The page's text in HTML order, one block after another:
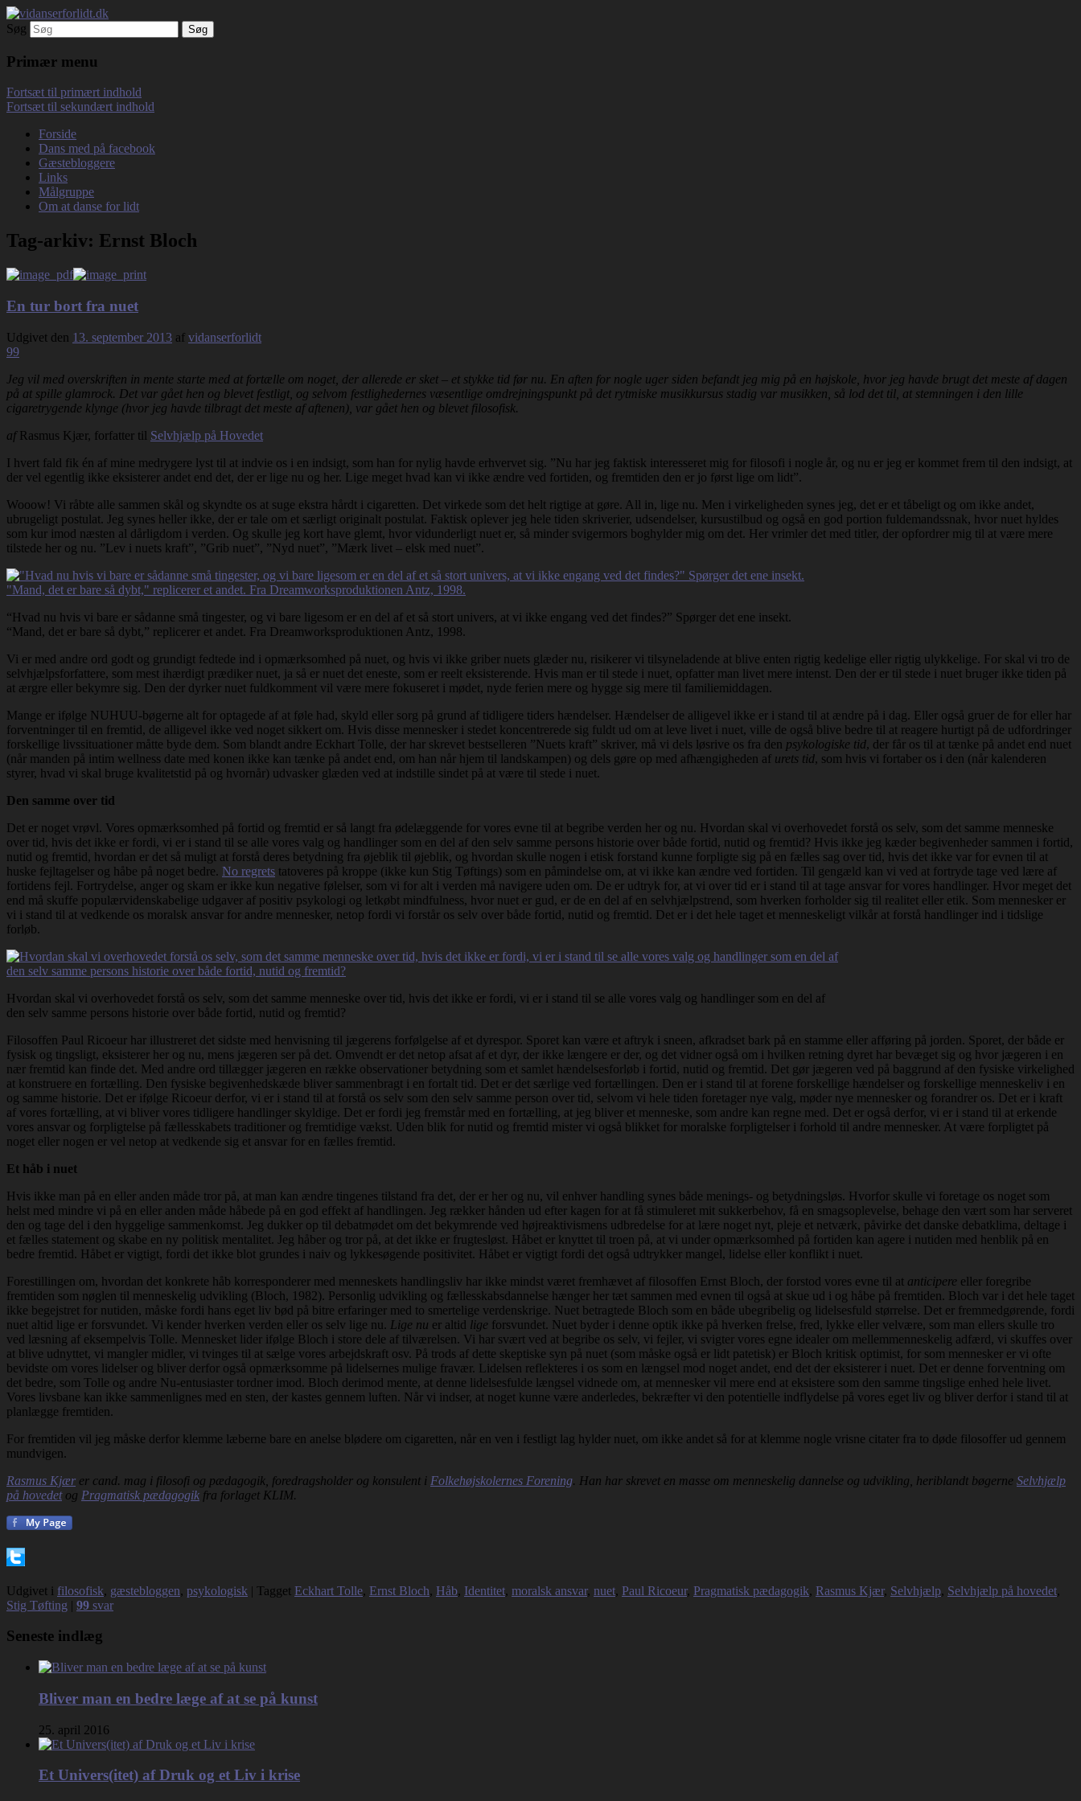
vidanserforlidt.dk
Debatterende tekster med filosofisk tilsnit om hverdagens glæder og genvordigheder
Søg
Primær menu
Fortsæt til primært indhold
Fortsæt til sekundært indhold
Forside
Dans med på facebook
Gæstebloggere
Links
Målgruppe
Om at danse for lidt
Tag-arkiv: Ernst Bloch
En tur bort fra nuet
Udgivet den 13. september 2013 af vidanserforlidt
99
Jeg vil med overskriften in mente starte med at fortælle om noget, der allerede er sket – et stykke tid før nu. En aften for nogle uger siden befandt jeg mig på en højskole, hvor jeg havde brugt det meste af dagen
på at spille glamrock. Det var gået hen og blevet festligt, og selvom festlighedernes væsentlige omdrejningspunkt på det rytmiske musikkursus stadig var musikken, så lod det til, at stemningen i den lille
cigaretrygende klynge (hvor jeg havde tilbragt det meste af aftenen), var gået hen og blevet filosofisk.
afRasmus Kjær, forfatter til Selvhjælp på Hovedet
I hvert fald fik én af mine medrygere lyst til at indvie os i en indsigt, som han for nylig havde erhvervet sig. ”Nu har jeg faktisk interesseret mig for filosofi i nogle år, og nu er jeg er kommet frem til den indsigt, at
der vel egentlig ikke eksisterer andet end det, der er lige nu og her. Lige meget hvad kan vi ikke ændre ved fortiden, og fremtiden den er jo først lige om lidt”.
Wooow! Vi råbte alle sammen skål og skyndte os at suge ekstra hårdt i cigaretten. Det virkede som det helt rigtige at gøre. All in, lige nu. Men i virkeligheden synes jeg, det er et tåbeligt og om ikke andet,
ubrugeligt postulat. Jeg synes heller ikke, der er tale om et særligt originalt postulat. Faktisk oplever jeg hele tiden skriverier, udsendelser, kursustilbud og også en god portion fuldemandssnak, hvor nuet hyldes
som kur imod næsten al dårligdom i verden. Og skulle jeg kort have glemt, hvor vidunderligt nuet er, så minder svigermors boghylder mig om det. Her vrimler det med titler, der opfordrer mig til at være mere
tilstede her og nu. ”Lev i nuets kraft”, ”Grib nuet”, ”Nyd nuet”, ”Mærk livet – elsk med nuet”.
“Hvad nu hvis vi bare er sådanne små tingester, og vi bare ligesom er en del af et så stort univers, at vi ikke engang ved det findes?” Spørger det ene insekt.
“Mand, det er bare så dybt,” replicerer et andet. Fra Dreamworksproduktionen Antz, 1998.
Vi er med andre ord godt og grundigt fedtede ind i opmærksomhed på nuet, og hvis vi ikke griber nuets glæder nu, risikerer vi tilsyneladende at blive enten rigtig kedelige eller rigtig ulykkelige. For skal vi tro de
selvhjælpsforfattere, som mest ihærdigt prædiker nuet, ja så er nuet det eneste, som er reelt eksisterende. Hvis man er til stede i nuet, opfatter man livet mere intenst. Den der er til stede i nuet bruger ikke tiden på
at ærgre eller bekymre sig. Den der dyrker nuet fuldkomment vil være mere fokuseret i mødet, nyde ferien mere og hygge sig mere til familiemiddagen.
Mange er ifølge NUHUU-bøgerne alt for optagede af at føle had, skyld eller sorg på grund af tidligere tiders hændelser. Hændelser de alligevel ikke er i stand til at ændre på i dag. Eller også gruer de for eller har
forventninger til en fremtid, de alligevel ikke ved noget sikkert om. Hvis disse mennesker i stedet koncentrerede sig fuldt ud om at leve livet i nuet, ville de også blive bedre til at reagere hurtigt på de udfordringer
forskellige livssituationer måtte byde dem. Som blandt andre Eckhart Tolle, der har skrevet bestselleren ”Nuets kraft” skriver, må vi dels løsrive os fra den psykologiske tid, der får os til at tænke på andet end nuet
(når manden på intim wellness date med konen ikke kan tænke på andet end, om han når hjem til landskampen) og dels gøre op med afhængigheden af urets tid, som hvis vi fortaber os i den (når kalenderen
styrer, hvad vi skal bruge kvalitetstid på og hvornår) udvasker glæden ved at indstille sindet på at være til stede i nuet.
Den samme over tid
Det er noget vrøvl. Vores opmærksomhed på fortid og fremtid er så langt fra ødelæggende for vores evne til at begribe verden her og nu. Hvordan skal vi overhovedet forstå os selv, som det samme menneske
over tid, hvis det ikke er fordi, vi er i stand til se alle vores valg og handlinger som en del af den selv samme persons historie over både fortid, nutid og fremtid? Hvis ikke jeg kæder begivenheder sammen i fortid,
nutid og fremtid, hvordan er det så muligt at forstå deres betydning fra øjeblik til øjeblik, og hvordan skulle nogen i etisk forstand kunne forpligte sig på en fælles sag over tid, hvis det ikke var for evnen til at
huske fejltagelser og håbe på noget bedre. No regrets tatoveres på kroppe (ikke kun Stig Tøftings) som en påmindelse om, at vi ikke kan ændre ved fortiden. Til gengæld kan vi ved at fortryde tage ved lære af
fortidens fejl. Fortrydelse, anger og skam er ikke kun negative følelser, som vi for alt i verden må navigere uden om. De er udtryk for, at vi over tid er i stand til at tage ansvar for vores handlinger. Hvor meget det
end må skuffe populærvidenskabelige udgaver af positiv psykologi og letkøbt mindfulness, hvor nuet er gud, er de en del af en selvhjælpstrend, som hverken forholder sig til realitet eller etik. Som mennesker er
vi i stand til at vedkende os moralsk ansvar for andre mennesker, netop fordi vi forstår os selv over både fortid, nutid og fremtid. Det er i det hele taget et menneskeligt vilkår at forstå handlinger ind i tidslige
forløb.
Hvordan skal vi overhovedet forstå os selv, som det samme menneske over tid, hvis det ikke er fordi, vi er i stand til se alle vores valg og handlinger som en del af
den selv samme persons historie over både fortid, nutid og fremtid?
Filosoffen Paul Ricoeur har illustreret det sidste med henvisning til jægerens forfølgelse af et dyrespor. Sporet kan være et aftryk i sneen, afkradset bark på en stamme eller afføring på jorden. Sporet, der både er
fysisk og tingsligt, eksisterer her og nu, mens jægeren ser på det. Omvendt er det netop afsat af et dyr, der ikke længere er der, og det vidner også om i hvilken retning dyret har bevæget sig og hvor jægeren i en
nær fremtid kan finde det. Med andre ord tillægger jægeren en række observationer betydning som et samlet hændelsesforløb i fortid, nutid og fremtid. Det gør jægeren ved på baggrund af den fysiske virkelighed
at konstruere en fortælling. Den fysiske begivenhedskæde bliver sammenbragt i en fortalt tid. Det er det særlige ved fortællingen. Den er i stand til at forene forskellige hændelser og forskellige menneskeliv i en
og samme historie. Det er ifølge Ricoeur derfor, vi er i stand til at forstå os selv som den selv samme person over tid, selvom vi hele tiden foretager nye valg, møder nye mennesker og forandrer os. Det er i kraft
af vores fortælling, at vi bliver vores tidligere handlinger skyldige. Det er fordi jeg fremstår med en fortælling, at jeg bliver et menneske, som andre kan regne med. Det er også derfor, vi er i stand til at erkende
vores ansvar og forpligtelse på fællesskabets traditioner og fremtidige vækst. Uden blik for nutid og fremtid mister vi også blikket for moralske forpligtelser i forhold til andre mennesker. At være forpligtet på
noget eller nogen er vel netop at vedkende sig et ansvar for en fælles fremtid.
Et håb i nuet
Hvis ikke man på en eller anden måde tror på, at man kan ændre tingenes tilstand fra det, der er her og nu, vil enhver handling synes både menings- og betydningsløs. Hvorfor skulle vi foretage os noget som
helst med mindre vi på en eller anden måde håbede på en god effekt af handlingen. Jeg rækker hånden ud efter kagen for at få stimuleret mit sukkerbehov, få en smagsoplevelse, behage den vært som har serveret
den og tage del i den hyggelige sammenkomst. Jeg dukker op til debatmødet om det bekymrende ved højreaktivismens udbredelse for at lære noget nyt, pleje et netværk, påvirke det danske debatklima, deltage i
et fælles statement og skabe en ny politisk mentalitet. Jeg håber og tror på, at det ikke er frugtesløst. Håbet er knyttet til troen på, at vi under opmærksomhed på fortiden kan agere i nutiden med henblik på en
bedre fremtid. Håbet er vigtigt, fordi det ikke blot grundes i naiv og lykkesøgende positivitet. Håbet er vigtigt fordi det også udtrykker mangel, lidelse eller konflikt i nuet.
Forestillingen om, hvordan det konkrete håb korresponderer med menneskets handlingsliv har ikke mindst været fremhævet af filosoffen Ernst Bloch, der forstod vores evne til at anticipere eller foregribe
fremtiden som nøglen til menneskelig udvikling (Bloch, 1982). Personlig udvikling og fællesskabsdannelse hænger her tæt sammen med evnen til også at skue ud i og håbe på fremtiden. Bloch var i det hele taget
ikke begejstret for nutiden, måske fordi hans eget liv bød på bitre erfaringer med to smertelige verdenskrige. Nuet betragtede Bloch som en både ubegribelig og lidelsesfuld størrelse. Det er fremmedgørende, fordi
nuet altid lige er forsvundet. Vi kender hverken verden eller os selv lige nu. Lige nu er altid lige forsvundet. Nuet byder i denne optik ikke på hverken frelse, fred, lykke eller velvære, som man ellers skulle tro
ved læsning af eksempelvis Tolle. Mennesket lider ifølge Bloch i store dele af tilværelsen. Vi har svært ved at begribe os selv, vi fejler, vi svigter vores egne idealer om mellemmenneskelig adfærd, vi skuffes over
at blive udnyttet, vi mangler midler, vi tvinges til at sælge vores arbejdskraft osv. På trods af dette skeptiske syn på nuet (som måske også er lidt patetisk) er Bloch kritisk optimist, for som mennesker er vi ofte
bevidste om vores lidelser og bliver derfor også opmærksomme på lidelsernes mulige fravær. Lidelsen reflekteres i os som en længsel mod noget andet, end det der eksisterer i nuet. Det er denne forventning om
det bedre, som Tolle og andre Nu-entusiaster tordner imod. Bloch derimod mente, at denne lidelsesfulde længsel vidnede om, at mennesker vil mere end at eksistere som den samme tingslige enhed hele livet.
Vores livsbane kan ikke sammenlignes med en sten, der kastes gennem luften. Når vi indser, at noget kunne være anderledes, bekræfter vi den potentielle indflydelse på vores eget liv og bliver derfor i stand til at
planlægge fremtiden.
For fremtiden vil jeg måske derfor klemme læberne bare en anelse blødere om cigaretten, når en ven i festligt lag hylder nuet, om ikke andet så for at klemme nogle vrisne citater fra to døde filosoffer ud gennem
mundvigen.
Rasmus Kjær er cand. mag i filosofi og pædagogik, foredragsholder og konsulent i Folkehøjskolernes Forening. Han har skrevet en masse om menneskelig dannelse og udvikling, heriblandt bøgerne Selvhjælp
på hovedetog Pragmatisk pædagogik fra forlaget KLIM.
Udgivet i filosofisk, gæstebloggen, psykologisk | Tagget Eckhart Tolle, Ernst Bloch, Håb, Identitet, moralsk ansvar, nuet, Paul Ricoeur, Pragmatisk pædagogik, Rasmus Kjær, Selvhjælp, Selvhjælp på hovedet,
Stig Tøfting | 99 svar
Seneste indlæg
Bliver man en bedre læge af at se på kunst
25. april 2016
Et Univers(itet) af Druk og et Liv i krise